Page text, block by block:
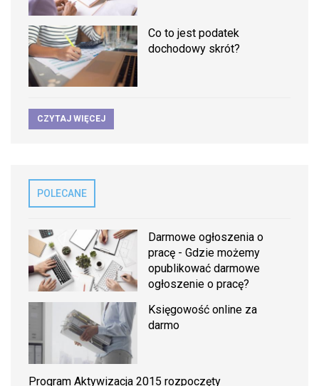
Co to jest podatek
dochodowy skrót?
CZYTAJ WIĘCEJ
POLECANE
Darmowe ogłoszenia o
pracę - Gdzie możemy
opublikować darmowe
ogłoszenie o pracę?
Księgowość online za
darmo
Program Aktywizacja 2015 rozpoczęty